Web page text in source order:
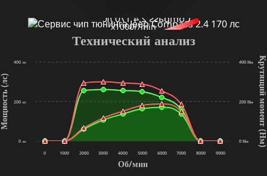
x1000r/min
Об/мин
(лс)
Технический анализ
0 1000 2000 3000 4000 5000 6000 7000 8000 9000
0 лс
200 лс
400 лс
0 Нм
200 Нм
400 Нм